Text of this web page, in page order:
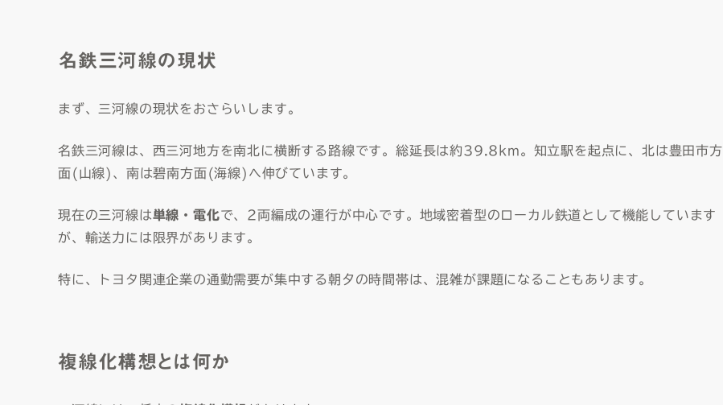
名鉄三河線の現状
まず、三河線の現状をおさらいします。
名鉄三河線は、西三河地方を南北に横断する路線です。総延長は約39.8km。知立駅を起点に、北は豊田市方
面(山線)、南は碧南方面(海線)へ伸びています。
現在の三河線は単線・電化で、2両編成の運行が中心です。地域密着型のローカル鉄道として機能しています
が、輸送力には限界があります。
特に、トヨタ関連企業の通勤需要が集中する朝夕の時間帯は、混雑が課題になることもあります。
複線化構想とは何か